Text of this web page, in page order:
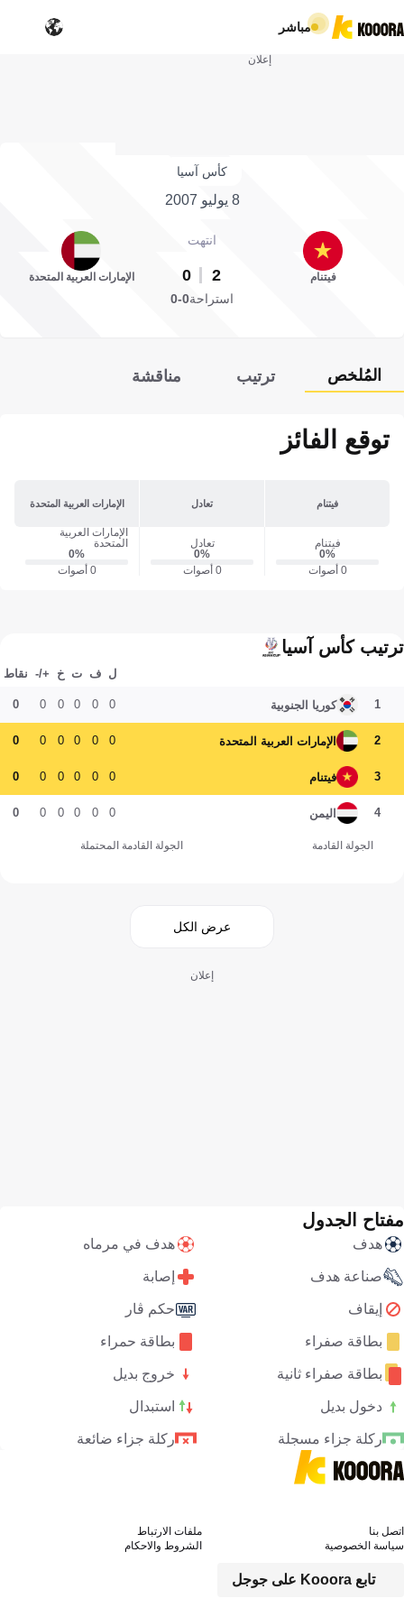
مباشر
إعلان
كأس آسيا
8 يوليو 2007
فيتنام
انتهت
2
0 الإمارات العربية المتحدة
استراحة0-0
المُلخص ترتيب مناقشة
توقع الفائز
فيتنام تعادل الإمارات العربية المتحدة
فيتنام
0‎%‎
0 أصوات
تعادل
0‎%‎
0 أصوات
الإمارات العربية
المتحدة
0‎%‎
0 أصوات
ترتيب كأس آسيا
ل ف ت خ +/- نقاط
1 كوريا الجنوبية 0
0
0
0
0
0
2 الإمارات العربية المتحدة 0
0
0
0
0
0
3 فيتنام 0
0
0
0
0
0
4 اليمن 0
0
0
0
0
0
الجولة القادمة الجولة القادمة المحتملة
عرض الكل
إعلان
مفتاح الجدول
هدف هدف في مرماه
صناعة هدف إصابة
إيقاف حكم ڤار
بطاقة صفراء بطاقة حمراء
بطاقة صفراء ثانية خروج بديل
دخول بديل استبدال
ركلة جزاء مسجلة ركلة جزاء ضائعة
تابع Kooora على جوجل
اتصل بنا
ملفات الارتباط
سياسة الخصوصية
الشروط والاحكام